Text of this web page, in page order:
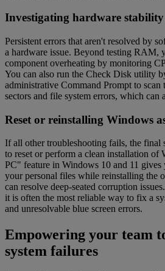
Investigating hardware
Persistent errors that aren't resolved by
a hardware issue. Beyond testing RAM,
component overheating by monitoring
You can also run the Check Disk utility
administrative Command Prompt to scan
sectors and file system errors, which can
Reset or reinstalling Windows
If all other troubleshooting fails, the final
to reset or perform a clean installation of
PC" feature in Windows 10 and 11 gives
your personal files while reinstalling the
can resolve deep-seated corruption
it is often the most reliable way to fix a
and unresolvable blue screen errors.
Empowering your team
system failures